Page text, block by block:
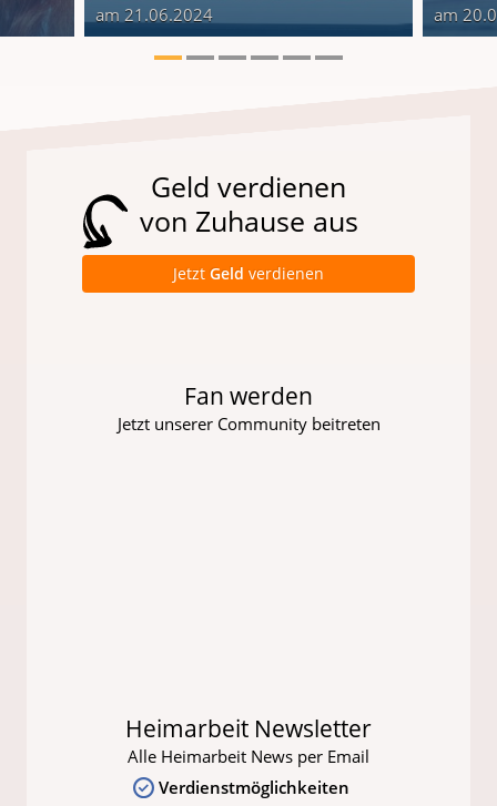
am 21.06.2024 am
Geld verdienen
von Zuhause aus
Jetzt Geld verdienen
Fan werden
Jetzt unserer Community beitreten
Heimarbeit Newsletter
Alle Heimarbeit News per Email
Verdienstmöglichkeiten